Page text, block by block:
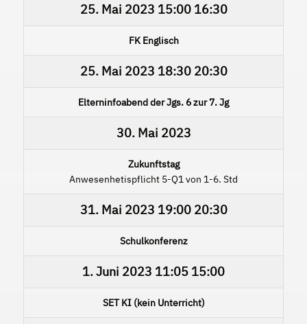
25. Mai 2023 15:00 16:30
FK Englisch
25. Mai 2023 18:30 20:30
Elterninfoabend der Jgs. 6 zur 7. Jg
30. Mai 2023
Zukunftstag
Anwesenhetispflicht 5-Q1 von 1-6. Std
31. Mai 2023 19:00 20:30
Schulkonferenz
1. Juni 2023 11:05 15:00
SET KI (kein Unterricht)